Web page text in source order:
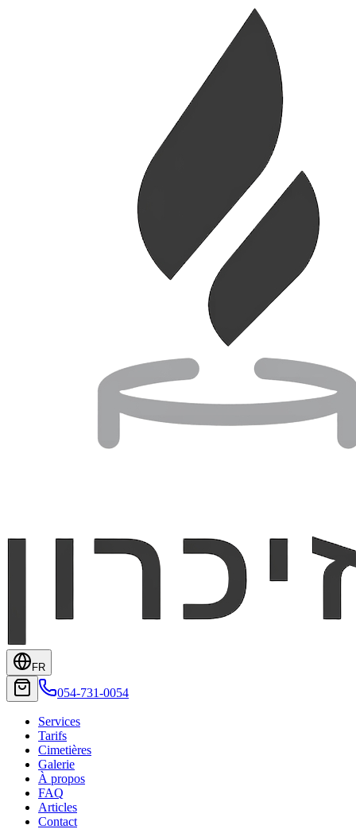
FR
054-731-0054
Services
Tarifs
Cimetières
Galerie
À propos
FAQ
Articles
Contact